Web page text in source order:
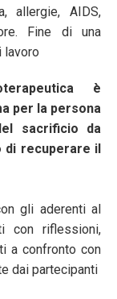
allergie, AIDS,
Fine di una
lavoro
è
per la persona
sacrificio da
di recuperare il
gli aderenti al
con riflessioni,
a confronto con
dai partecipanti